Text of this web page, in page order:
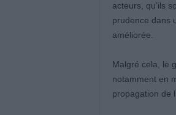
acteurs, qu’ils
prudence dans
améliorée.
Malgré cela, le
notamment en
propagation de